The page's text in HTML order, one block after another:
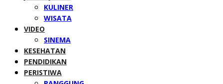
KULINER
WISATA
VIDEO
SINEMA
KESEHATAN
PENDIDIKAN
PERISTIWA